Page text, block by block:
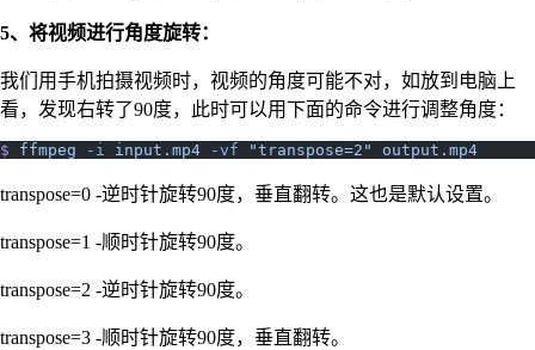
5、将视频进行角度旋转：
我们用手机拍摄视频时，视频的角度可能不对，如放到电脑上
看，发现右转了90度，此时可以用下面的命令进行调整角度：
$ ffmpeg -i input.mp4 -vf "transpose=2" output.mp4
transpose=0 -逆时针旋转90度，垂直翻转。这也是默认设置。
transpose=1 -顺时针旋转90度。
transpose=2 -逆时针旋转90度。
transpose=3 -顺时针旋转90度，垂直翻转。